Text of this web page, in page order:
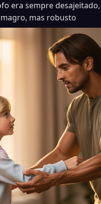
era sempre
mas robusto